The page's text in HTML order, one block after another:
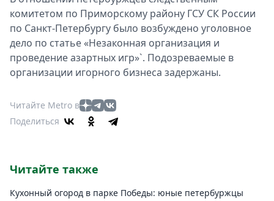
2026
Скачай
Metro
комитетом по Приморскому району ГСУ СК России
по Санкт-Петербургу было возбуждено уголовное
дело по статье «Незаконная организация и
проведение азартных игр»`. Подозреваемые в
организации игорного бизнеса задержаны.
Читайте Metro в
Поделиться
Читайте также
Кухонный огород в парке Победы: юные петербуржцы